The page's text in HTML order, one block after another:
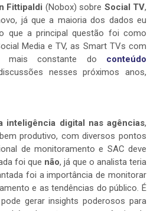
Fittipaldi (Nobox) sobre Social TV,
já que a maioria dos dados eu
que a principal questão foi como
Media e TV, as Smart TVs com
mais constante do conteúdo
nesses próximos anos,
inteligência digital nas agências,
produtivo, com diversos pontos
de monitoramento e SAC deve
foi que não, já que o analista teria
foi a importância de monitorar
e as tendências do público. É
gerar insights poderosos para